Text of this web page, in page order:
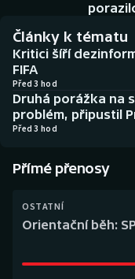
Baseball a softbal
Basketbal
Biatlon
Boby a skeleton
Box
Curling
Historické návraty
Aplikace ČT sport
AZ kvíz
Články k tématu
Kritici šíří
FIFA
Před 3 hod
Druhá porážka na
problém, připustil
Před 3 hod
Přímé přenosy
OSTATNÍ
Orientační běh: